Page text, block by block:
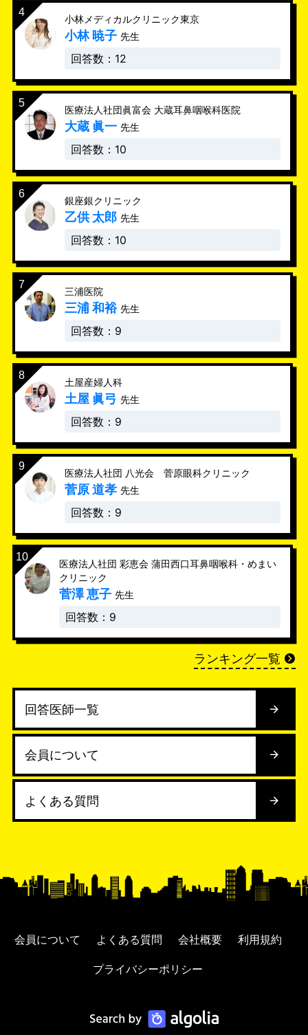
小林メディカルクリニック東京
小林 暁子 先生
回答数：12
医療法人社団眞富会 大蔵耳鼻咽喉科医院
大蔵 眞一 先生
回答数：10
銀座銀クリニック
乙供 太郎 先生
回答数：10
三浦医院
三浦 和裕 先生
回答数：9
土屋産婦人科
土屋 眞弓 先生
回答数：9
医療法人社団 八光会 菅原眼科クリニック
菅原 道孝 先生
回答数：9
医療法人社団 彩恵会 蒲田西口耳鼻咽喉科・めまい
クリニック
菅澤 恵子 先生
回答数：9
ランキング一覧
回答医師一覧
会員について
よくある質問
会員について よくある質問 会社概要 利用規約
プライバシーポリシー